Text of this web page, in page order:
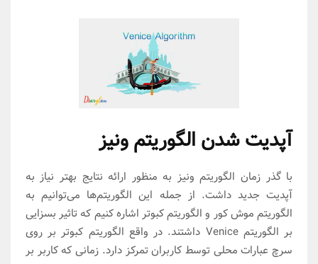
آپدیت شدن الگوریتم ونیز
با گذر زمان الگوریتم ونیز به منظور ارائه نتایج بهتر نیاز به
آپدیت جدید داشت. از جمله این الگوریتم‌ها می‌توانیم به
الگوریتم موش کور و الگوریتم کبوتر اشاره کنیم که تاثیر بسزایی
بر الگوریتم Venice داشتند. در واقع الگوریتم کبوتر بر روی
سرچ عبارات محلی توسط کاربران تمرکز دارد. زمانی که کاربر بر